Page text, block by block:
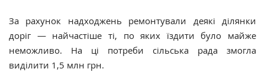
За рахунок надходжень ремонтували деякі ділянки
доріг — найчастіше ті, по яких їздити було майже
неможливо. На ці потреби сільська рада змогла
виділити 1,5 млн грн.